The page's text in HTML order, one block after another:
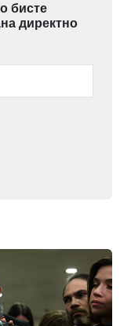
бисте
директно